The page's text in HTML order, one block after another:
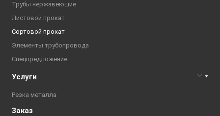
Трубы нержавеющие
Листовой прокат
Сортовой прокат
Элементы трубопровода
Спецпредложение
Услуги
Резка металла
Заказ